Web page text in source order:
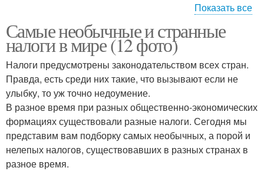
Налог на тень Налог на гипс
Налог на мир
Налог на шашлык
Показать все
Самые необычные и странные
налоги в мире (12 фото)
Налоги предусмотрены законодательством всех стран.
Правда, есть среди них такие, что вызывают если не
улыбку, то уж точно недоумение.
В разное время при разных общественно-экономических
формациях существовали разные налоги. Сегодня мы
представим вам подборку самых необычных, а порой и
нелепых налогов, существовавших в разных странах в
разное время.